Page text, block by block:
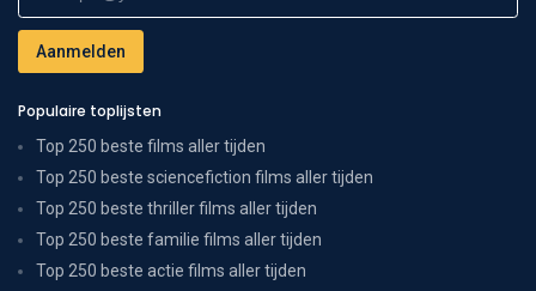
Populaire toplijsten
Top 250 beste films aller tijden
Top 250 beste sciencefiction films aller tijden
Top 250 beste thriller films aller tijden
Top 250 beste familie films aller tijden
Top 250 beste actie films aller tijden